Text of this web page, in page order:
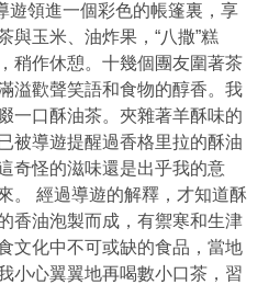
遊領進一個彩色的帳篷裏，享
與玉米、 油炸果，“八撒”糕
稍作休憩。十幾個團友圍著茶
溢歡聲笑語和食物的醇香。我
一口酥油茶。夾雜著羊酥味的
被導遊提醒過香格里拉的酥油
奇怪的滋味還是出乎我的意
。 經過導遊的解釋，才知道酥
香油泡製而成，有禦寒和生津
文化中不可或缺的食品，當地
小心翼翼地再喝數小口茶，習